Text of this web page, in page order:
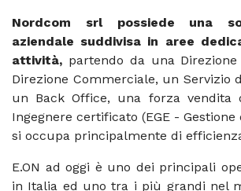
Nordcom srl possiede una
aziendale suddivisa in aree
attività, partendo da una
Direzione Commerciale, un Servizio
un Back Office, una forza vendita
Ingegnere certificato (EGE - Gestione
si occupa principalmente di
E.ON ad oggi è uno dei principali
in Italia ed uno tra i più grandi nel